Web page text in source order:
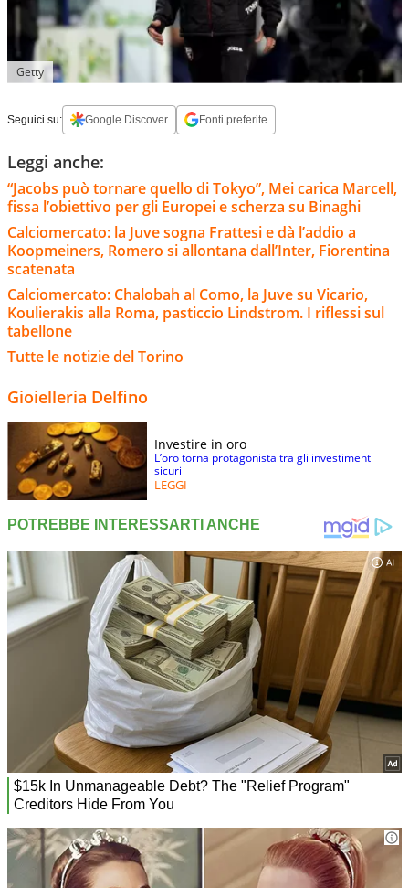
Getty
Seguici su: Google Discover Fonti preferite
Leggi anche:
“Jacobs può tornare quello di Tokyo”, Mei carica Marcell,
fissa l’obiettivo per gli Europei e scherza su Binaghi
Calciomercato: la Juve sogna Frattesi e dà l’addio a
Koopmeiners, Romero si allontana dall’Inter, Fiorentina
scatenata
Calciomercato: Chalobah al Como, la Juve su Vicario,
Koulierakis alla Roma, pasticcio Lindstrom. I riflessi sul
tabellone
Tutte le notizie del Torino
Gioielleria Delfino
Investire in oro
L’oro torna protagonista tra gli investimenti
sicuri
LEGGI